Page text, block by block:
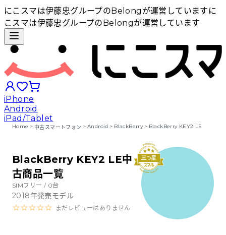
にこスマは伊藤忠グループのBelongが運営しています に
こスマは伊藤忠グループのBelongが運営しています
iPhone
Android
iPad/Tablet
Androidから探す
iPadから探す
Home > 中古スマートフォン > Android > BlackBerry > BlackBerry KEY2 LE
BlackBerry KEY2 LE中
古商品一覧
SIMフリー / 0台
2018年発売モデル
まだレビューはありません